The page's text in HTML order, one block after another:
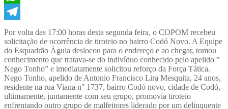
WhatsApp
Telegram
Por volta das 17:00 horas desta segunda feira, o COPOM recebeu
solicitação de ocorrência de tiroteio no bairro Codó Novo. A Equipe
do Esquadrão Àguia deslocou para o endereço e ao chegar, tomou
conhecimento que tratava-se do indivíduo conhecido pelo apelido ”
Nego Tonho” e imediatamente solicitou reforço da Força Tática.
Nego Tonho, apelido de Antonio Francisco Lira Mesquita, 24 anos,
residente na rua Viana n° 1737, bairro Codó novo, cidade de Codó,
ultimamente, juntamente com seu grupo, promovia tiroteio
enfrentando outro grupo de malfeitores liderado por um delinquente